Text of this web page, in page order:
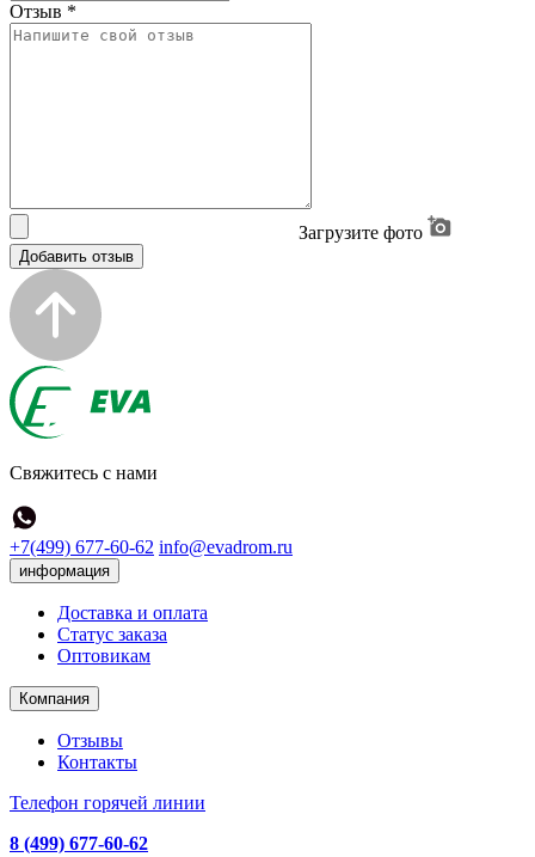
Отзыв *
Загрузите фото
Добавить отзыв
Свяжитесь с нами
+7(499) 677-60-62 info@evadrom.ru
информация
Доставка и оплата
Статус заказа
Оптовикам
Компания
Отзывы
Контакты
Телефон горячей линии
8 (499) 677-60-62